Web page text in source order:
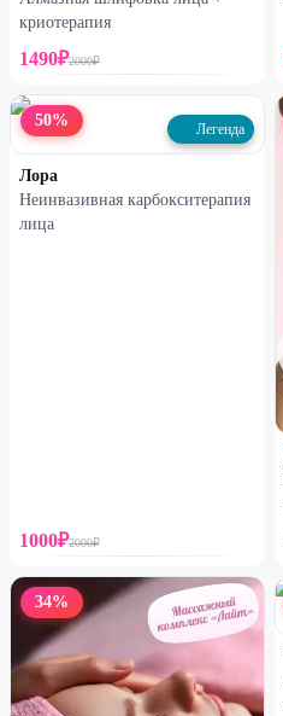
криотерапия
1490₽2000₽
50% Легенда
Лора
Неинвазивная карбокситерапия
лица
1000₽2000₽
34%